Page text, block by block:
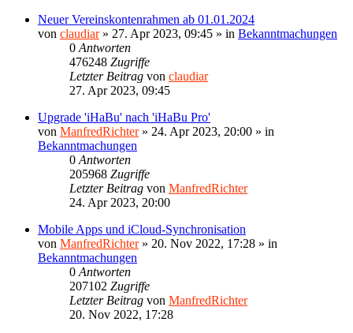
Neuer Vereinskontenrahmen ab 01.01.2024
von claudiar» 27. Apr 2023, 09:45 » in Bekanntmachungen
0 Antworten
476248 Zugriffe
Letzter Beitrag von claudiar
27. Apr 2023, 09:45
Upgrade 'iHaBu' nach 'iHaBu Pro'
von ManfredRichter» 24. Apr 2023, 20:00 » in
Bekanntmachungen
0 Antworten
205968 Zugriffe
Letzter Beitrag von ManfredRichter
24. Apr 2023, 20:00
Mobile Apps und iCloud-Synchronisation
von ManfredRichter» 20. Nov 2022, 17:28 » in
Bekanntmachungen
0 Antworten
207102 Zugriffe
Letzter Beitrag von ManfredRichter
20. Nov 2022, 17:28